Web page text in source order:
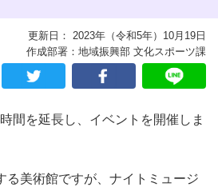
更新日： 2023年（令和5年）10月19日
作成部署：地域振興部 文化スポーツ課
間を延長し、イベントを開催しま
る美術館ですが、ナイトミュージ